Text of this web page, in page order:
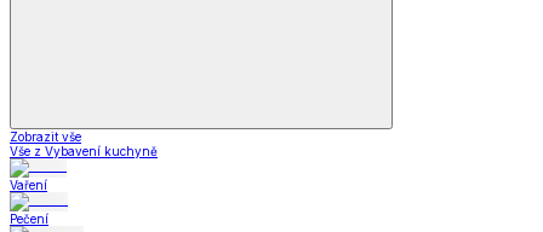
Zobrazit vše
Vše z Vybavení kuchyně
Vaření
Pečení